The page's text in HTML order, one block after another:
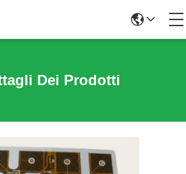
Dei Prodotti